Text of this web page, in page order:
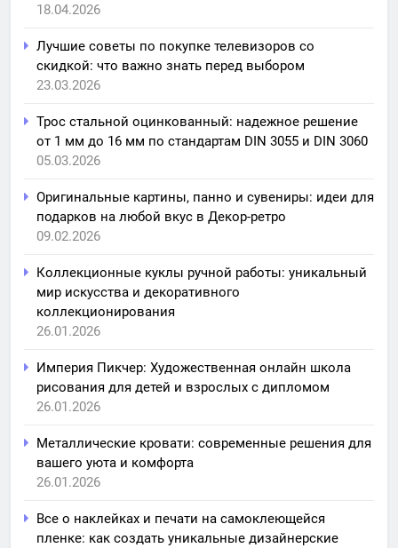
18.04.2026
Лучшие советы по покупке телевизоров со
скидкой: что важно знать перед выбором
23.03.2026
Трос стальной оцинкованный: надежное решение
от 1 мм до 16 мм по стандартам DIN 3055 и DIN 3060
05.03.2026
Оригинальные картины, панно и сувениры: идеи для
подарков на любой вкус в Декор-ретро
09.02.2026
Коллекционные куклы ручной работы: уникальный
мир искусства и декоративного
коллекционирования
26.01.2026
Империя Пикчер: Художественная онлайн школа
рисования для детей и взрослых с дипломом
26.01.2026
Металлические кровати: современные решения для
вашего уюта и комфорта
26.01.2026
Все о наклейках и печати на самоклеющейся
пленке: как создать уникальные дизайнерские